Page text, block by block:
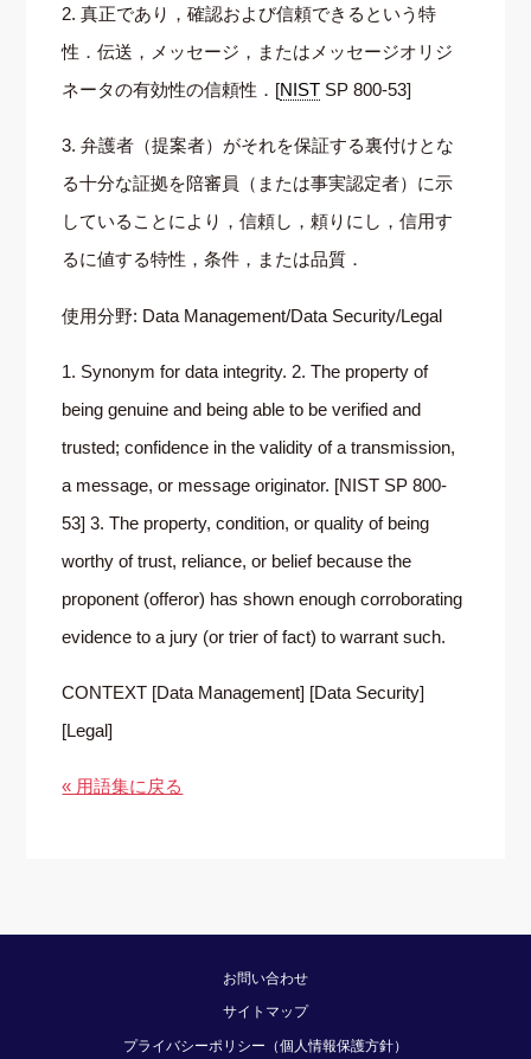
2. 真正であり，確認および信頼できるという特
性．伝送，メッセージ，またはメッセージオリジ
ネータの有効性の信頼性．[NIST SP 800-53]
3. 弁護者（提案者）がそれを保証する裏付けとな
る十分な証拠を陪審員（または事実認定者）に示
していることにより，信頼し，頼りにし，信用す
るに値する特性，条件，または品質．
使用分野: Data Management/Data Security/Legal
1. Synonym for data integrity. 2. The property of
being genuine and being able to be verified and
trusted; confidence in the validity of a transmission,
a message, or message originator. [NIST SP 800-
53] 3. The property, condition, or quality of being
worthy of trust, reliance, or belief because the
proponent (offeror) has shown enough corroborating
evidence to a jury (or trier of fact) to warrant such.
CONTEXT [Data Management] [Data Security]
[Legal]
« 用語集に戻る
お問い合わせ
サイトマップ
プライバシーポリシー（個人情報保護方針）